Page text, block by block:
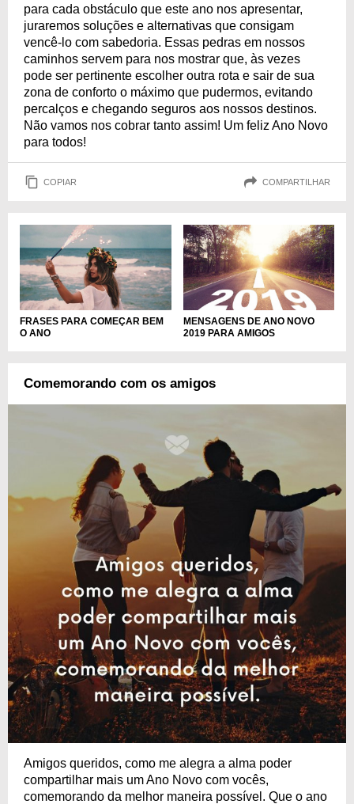
para cada obstáculo que este ano nos apresentar,
juraremos soluções e alternativas que consigam
vencê-lo com sabedoria. Essas pedras em nossos
caminhos servem para nos mostrar que, às vezes
pode ser pertinente escolher outra rota e sair de sua
zona de conforto o máximo que pudermos, evitando
percalços e chegando seguros aos nossos destinos.
Não vamos nos cobrar tanto assim! Um feliz Ano Novo
para todos!
COPIAR COMPARTILHAR
FRASES PARA COMEÇAR BEM
O ANO
MENSAGENS DE ANO NOVO
2019 PARA AMIGOS
Comemorando com os amigos
Amigos queridos, como me alegra a alma poder
compartilhar mais um Ano Novo com vocês,
comemorando da melhor maneira possível. Que o ano